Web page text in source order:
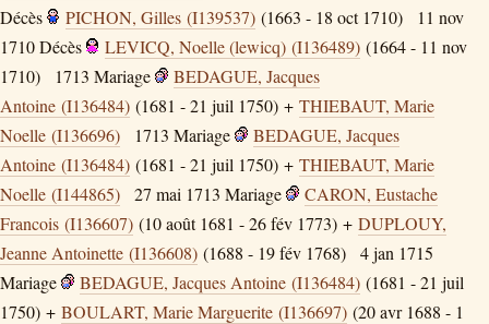
Décès
PICHON, Gilles (I139537) (1663 - 18 oct 1710)
11 nov
1710Décès LEVICQ, Noelle (lewicq) (I136489) (1664 - 11 nov
1710)
1713 Mariage
BEDAGUE, Jacques
Antoine (I136484) (1681 - 21 juil 1750) + THIEBAUT, Marie
Noelle (I136696)
1713 Mariage
BEDAGUE, Jacques
Antoine (I136484) (1681 - 21 juil 1750) + THIEBAUT, Marie
Noelle (I144865)
27 mai 1713 Mariage
CARON, Eustache
Francois (I136607) (10 août 1681 - 26 fév 1773) + DUPLOUY,
Jeanne Antoinette (I136608) (1688 - 19 fév 1768)
4 jan 1715
Mariage
BEDAGUE, Jacques Antoine (I136484) (1681 - 21 juil
1750) + BOULART, Marie Marguerite (I136697) (20 avr 1688 - 1